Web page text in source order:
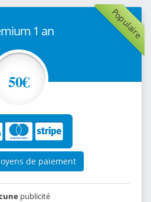
Populaire
1 an
50€
de paiement
publicité